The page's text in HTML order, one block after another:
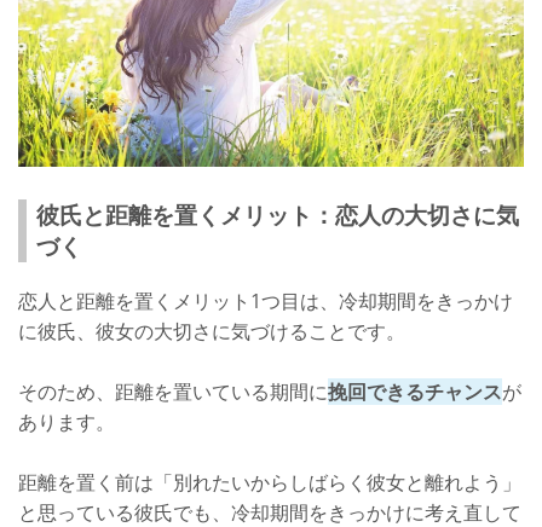
彼氏と距離を置くメリット：恋人の大切さに気
づく
恋人と距離を置くメリット1つ目は、冷却期間をきっかけ
に彼氏、彼女の大切さに気づけることです。
そのため、距離を置いている期間に挽回できるチャンスが
あります。
距離を置く前は「別れたいからしばらく彼女と離れよう」
と思っている彼氏でも、冷却期間をきっかけに考え直して